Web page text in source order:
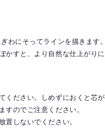
わにそってラインを描きます。
かすと、より自然な仕上がりに
ださい。しめずにおくと芯
のでご注意ください。
しないでください。